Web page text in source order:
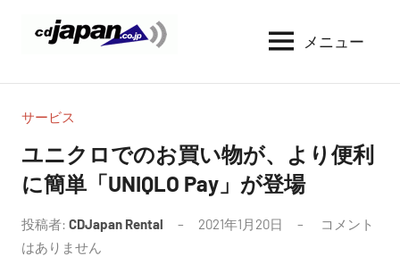
ン
CDJapan
Rental
レ
ン
タ
ル
情
報
考
メニュー
サービス
ユニクロでのお買い物が、より便利
に簡単「UNIQLO Pay」が登場
投稿者: CDJapan Rental 2021年1月20日
コメント
はありません